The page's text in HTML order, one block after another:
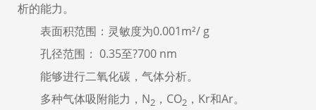
析的能力。
表面积范围：灵敏度为0.001m²/ g
孔径范围： 0.35至?700 nm
能够进行二氧化碳，气体分析。
多种气体吸附能力，N2 ，CO2 ，Kr和Ar。